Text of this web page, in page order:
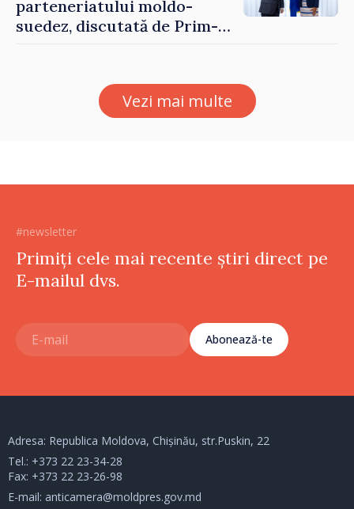
parteneriatului moldo-
suedez, discutată de Prim-
Petra Lärke
Vezi mai multe
#newsletter
Primiți cele mai recente știri direct pe
E-mailul dvs.
Abonează-te
Adresa: Republica Moldova, Chișinău, str.Puskin, 22
Tel.: +373 22 23-34-28
Fax: +373 22 23-26-98
E-mail: anticamera@moldpres.gov.md